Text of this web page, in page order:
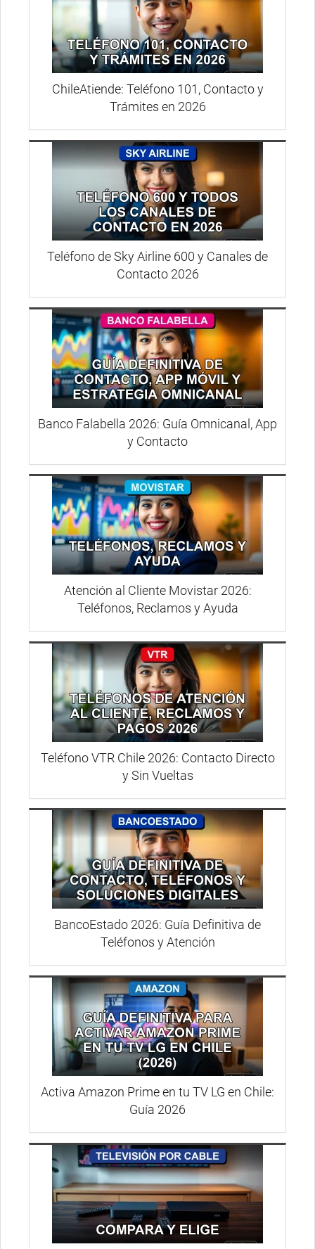
ChileAtiende: Teléfono 101, Contacto y
Trámites en 2026
Teléfono de Sky Airline 600 y Canales de
Contacto 2026
Banco Falabella 2026: Guía Omnicanal, App
y Contacto
Atención al Cliente Movistar 2026:
Teléfonos, Reclamos y Ayuda
Teléfono VTR Chile 2026: Contacto Directo
y Sin Vueltas
BancoEstado 2026: Guía Definitiva de
Teléfonos y Atención
Activa Amazon Prime en tu TV LG en Chile:
Guía 2026